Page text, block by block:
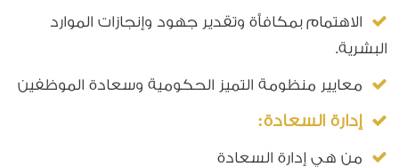
الاهتمام بمكافأة وتقدير جهود وإنجازات الموارد
البشرية.
معايير منظومة التميز الحكومية وسعادة الموظفين
إدارة السعادة:
من هي إدارة السعادة